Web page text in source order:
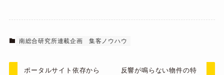
南総合研究所連載企画 集客ノウハウ
ポータルサイト依存から
反響が鳴らない物件の特